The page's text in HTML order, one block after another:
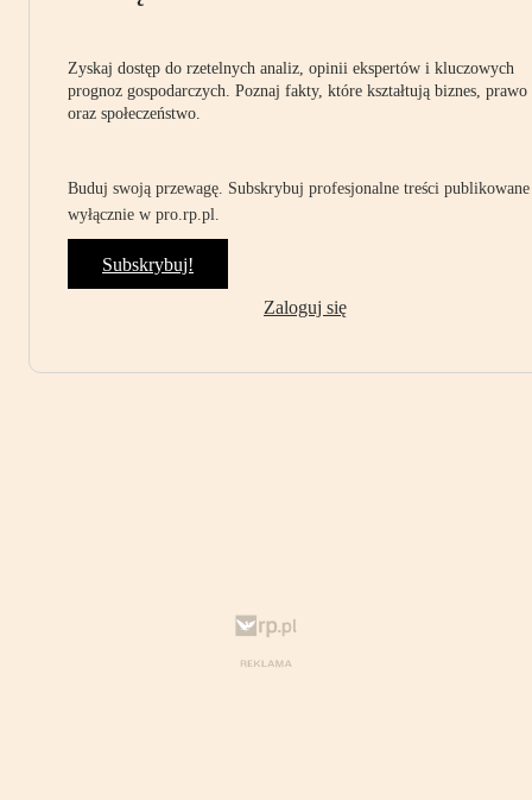
Zyskaj dostęp do rzetelnych analiz, opinii ekspertów i kluczowych
prognoz gospodarczych. Poznaj fakty, które kształtują biznes, prawo
oraz społeczeństwo.
Buduj swoją przewagę. Subskrybuj profesjonalne treści publikowane
wyłącznie w pro.rp.pl.
Subskrybuj!
Zaloguj się